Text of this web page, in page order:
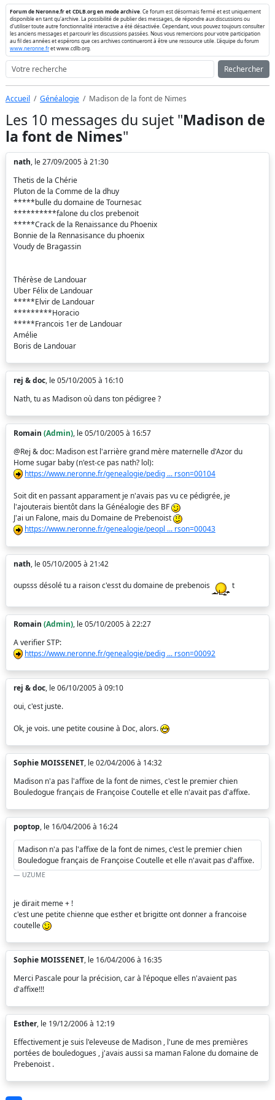
Forum de Neronne.fr et CDLB.org en mode archive . Ce forum est désormais fermé et est uniquement
disponible en tant qu'archive. La possibilité de publier des messages, de répondre aux discussions ou
d'utiliser toute autre fonctionnalité interactive a été désactivée. Cependant, vous pouvez toujours consulter
les anciens messages et parcourir les discussions passées. Nous vous remercions pour votre participation
au fil des années et espérons que ces archives continueront à être une ressource utile. L'équipe du forum
www.neronne.fret www.cdlb.org.
Rechercher
Accueil Généalogie Madison de la font de Nimes
Les 10 messages du sujet "Madison de
la font de Nimes"
nath, le 27/09/2005 à 21:30
Thetis de la Chérie
Pluton de la Comme de la dhuy
*****bulle du domaine de Tournesac
**********falone du clos prebenoit
*****Crack de la Renaissance du Phoenix
Bonnie de la Rennasisance du phoenix
Voudy de Bragassin
Thérèse de Landouar
Uber Félix de Landouar
*****Elvir de Landouar
*********Horacio
*****Francois 1er de Landouar
Amélie
Boris de Landouar
rej & doc, le 05/10/2005 à 16:10
Nath, tu as Madison où dans ton pédigree ?
Romain (Admin), le 05/10/2005 à 16:57
@Rej & doc: Madison est l'arrière grand mère maternelle d'Azor du
Home sugar baby (n'est-ce pas nath? lol):
https://www.neronne.fr/genealogie/pedig ... rson=00104
Soit dit en passant apparament je n'avais pas vu ce pédigrée, je
l'ajouterais bientôt dans la Généalogie des BF
J'ai un Falone, mais du Domaine de Prebenoist
https://www.neronne.fr/genealogie/peopl ... rson=00043
nath, le 05/10/2005 à 21:42
oupsss désolé tu a raison c'esst du domaine de prebenois t
Romain (Admin), le 05/10/2005 à 22:27
A verifier STP:
https://www.neronne.fr/genealogie/pedig ... rson=00092
rej & doc, le 06/10/2005 à 09:10
oui, c'est juste.
Ok, je vois. une petite cousine à Doc, alors.
Sophie MOISSENET, le 02/04/2006 à 14:32
Madison n'a pas l'affixe de la font de nimes, c'est le premier chien
Bouledogue français de Françoise Coutelle et elle n'avait pas d'affixe.
poptop, le 16/04/2006 à 16:24
Madison n'a pas l'affixe de la font de nimes, c'est le premier chien
Bouledogue français de Françoise Coutelle et elle n'avait pas d'affixe.
UZUME
je dirait meme + !
c'est une petite chienne que esther et brigitte ont donner a francoise
coutelle
Sophie MOISSENET, le 16/04/2006 à 16:35
Merci Pascale pour la précision, car à l'époque elles n'avaient pas
d'affixe!!!
Esther, le 19/12/2006 à 12:19
Effectivement je suis l'eleveuse de Madison , l'une de mes premières
portées de bouledogues , j'avais aussi sa maman Falone du domaine de
Prebenoist .